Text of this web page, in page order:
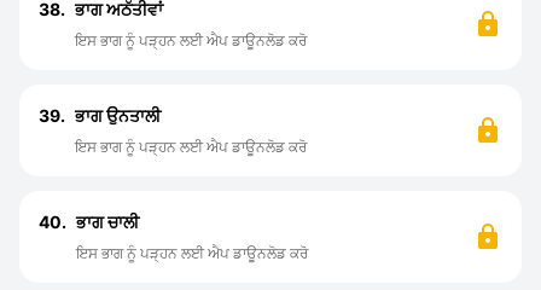
38. ਭਾਗ ਅਠੱਤੀਵਾਂ
ਇਸ ਭਾਗ ਨੂੰ ਪੜ੍ਹਨ ਲਈ ਐਪ ਡਾਊਨਲੋਡ ਕਰੋ
39. ਭਾਗ ਉਨਤਾਲੀ
ਇਸ ਭਾਗ ਨੂੰ ਪੜ੍ਹਨ ਲਈ ਐਪ ਡਾਊਨਲੋਡ ਕਰੋ
40. ਭਾਗ ਚਾਲੀ
ਇਸ ਭਾਗ ਨੂੰ ਪੜ੍ਹਨ ਲਈ ਐਪ ਡਾਊਨਲੋਡ ਕਰੋ